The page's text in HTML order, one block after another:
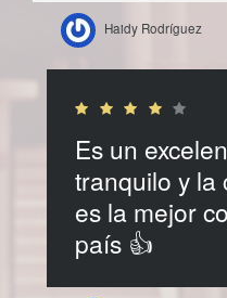
Haidy Rodríguez
Es un
tranquilo y la
es la mejor
país 👍